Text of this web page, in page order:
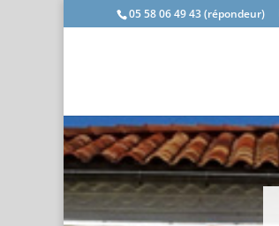
05 58 06 49 43 (répondeur)